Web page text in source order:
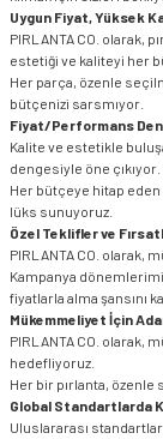
Uygun Fiyat, Yüksek
PIRLANTA CO. olarak,
estetiği ve kaliteyi her
Her parça, özenle
bütçenizi sarsmıyor.
Fiyat/Performans
Kalite ve estetikle
dengesiyle öne çıkıyor.
Her bütçeye hitap
lüks sunuyoruz.
Özel Teklifler ve
PIRLANTA CO. olarak,
Kampanya
fiyatlarla alma şansını
Mükemmeliyet İçin
PIRLANTA CO.
hedefliyoruz.
Her bir pırlanta,
Global Standartlarda
Uluslararası